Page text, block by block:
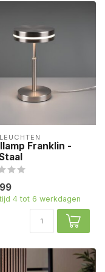
Franklin -
4 tot 6 werkdagen